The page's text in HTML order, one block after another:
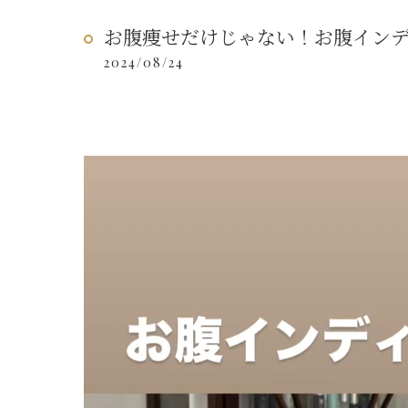
お腹痩せだけじゃない！お腹イン
2024/08/24